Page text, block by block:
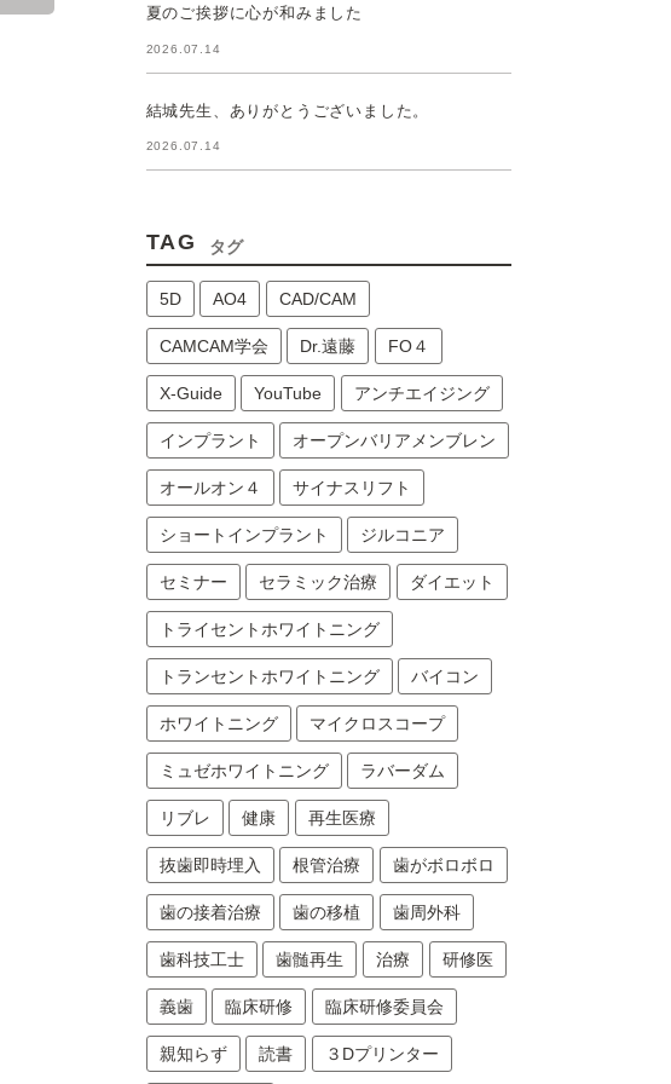
夏のご挨拶に心が和みました
2026.07.14
結城先生、ありがとうございました。
2026.07.14
TAG タグ
5D AO4 CAD/CAM
CAMCAM学会 Dr.遠藤 FO４
X-Guide YouTube アンチエイジング
インプラント オープンバリアメンブレン
オールオン４ サイナスリフト
ショートインプラント ジルコニア
セミナー セラミック治療 ダイエット
トライセントホワイトニング
トランセントホワイトニング バイコン
ホワイトニング マイクロスコープ
ミュゼホワイトニング ラバーダム
リブレ 健康 再生医療
抜歯即時埋入 根管治療 歯がボロボロ
歯の接着治療 歯の移植 歯周外科
歯科技工士 歯髄再生 治療 研修医
義歯 臨床研修 臨床研修委員会
親知らず 読書 ３Dプリンター